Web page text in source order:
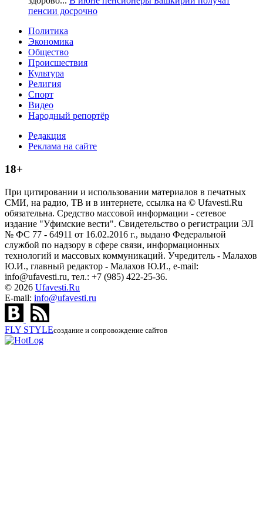
пенсии досрочно
Политика
Экономика
Общество
Происшествия
Культура
Религия
Спорт
Видео
Народный репортёр
Редакция
Реклама на сайте
18+
При цитировании и использовании материалов в печатных
СМИ, на радио, ТВ и в интернете, ссылка на © Ufavesti.Ru
обязательна. Средство массовой информации - сетевое
издание "Уфимские вести". Свидетельство о регистрации ЭЛ
№ ФС 77 - 64911 от 16.02.2016 г., выдано Федеральной
службой по надзору в сфере связи, информационных
технологий и массовых коммуникаций. Учредитель - Малахов
Ю.И., главный редактор - Малахов Ю.И., e-mail:
info@ufavesti.ru, тел.: +7 (985) 422-25-36.
© 2026 Ufavesti.Ru
E-mail: info@ufavesti.ru
FLY STYLEсоздание и сопровождение сайтов